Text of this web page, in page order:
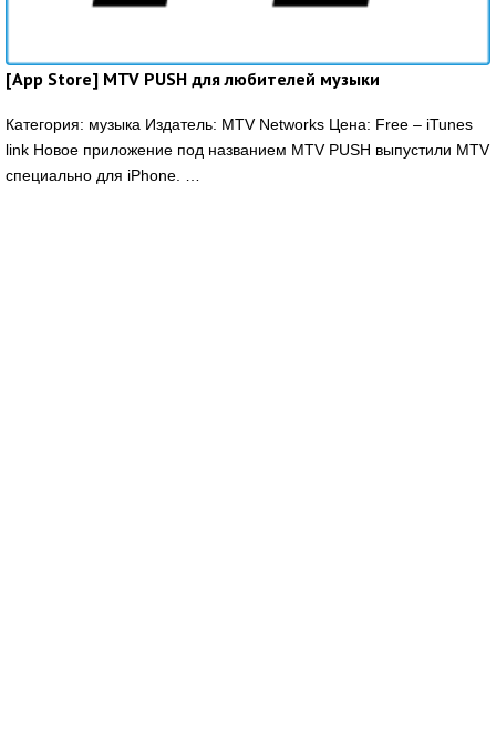
[App Store] MTV PUSH для любителей музыки
Категория: музыка Издатель: MTV Networks Цена: Free – iTunes
link Новое приложение под названием MTV PUSH выпустили MTV
специально для iPhone. …